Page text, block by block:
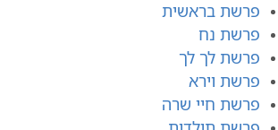
פרשת בראשית
פרשת נח
פרשת לך לך
פרשת וירא
פרשת חיי שרה